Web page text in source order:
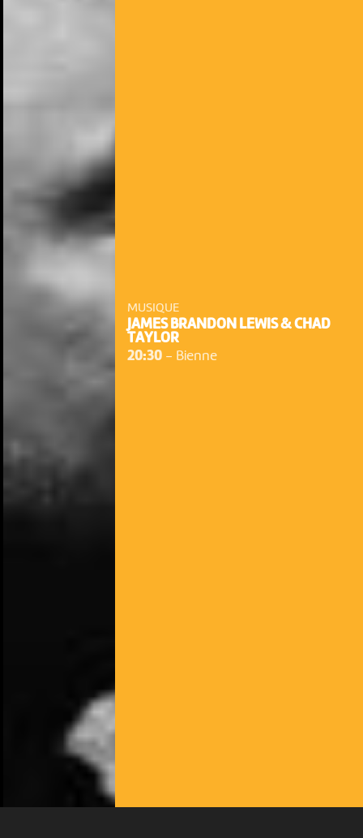
consentez à l’utilisation de cookies. Les cookies nous
permettent d'analyser le trafic, d’affiner les contenus mis à
votre disposition et renseigner les acteurs·trices culturel·le·s sur
l'intérêt porté à leurs événements.
MUSIQUE
JAMES BRANDON LEWIS & CHAD
TAYLOR
20:30- Bienne